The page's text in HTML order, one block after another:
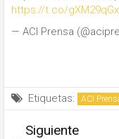
https://t.co/
— ACI Prensa
Etiquetas: ACI
Siguiente